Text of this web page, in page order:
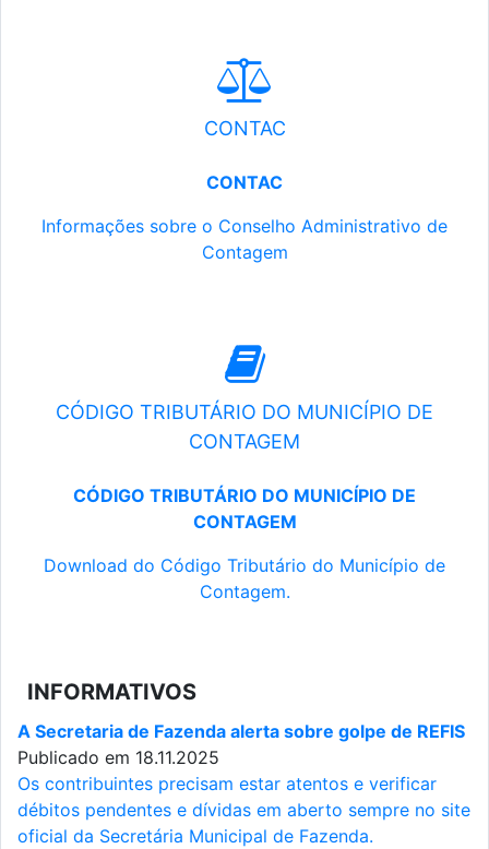
CONTAC
CONTAC
Informações sobre o Conselho Administrativo de
Contagem
CÓDIGO TRIBUTÁRIO DO MUNICÍPIO DE
CONTAGEM
CÓDIGO TRIBUTÁRIO DO MUNICÍPIO DE
CONTAGEM
Download do Código Tributário do Município de
Contagem.
INFORMATIVOS
A Secretaria de Fazenda alerta sobre golpe de REFIS
Publicado em 18.11.2025
Os contribuintes precisam estar atentos e verificar
débitos pendentes e dívidas em aberto sempre no site
oficial da Secretária Municipal de Fazenda.